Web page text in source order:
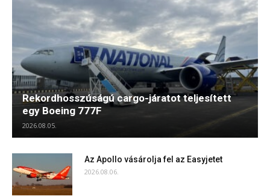
Rekordhosszúságú cargo-járatot teljesített
egy Boeing 777F
2026.08.05.
Az Apollo vásárolja fel az Easyjetet
2026.08.06.